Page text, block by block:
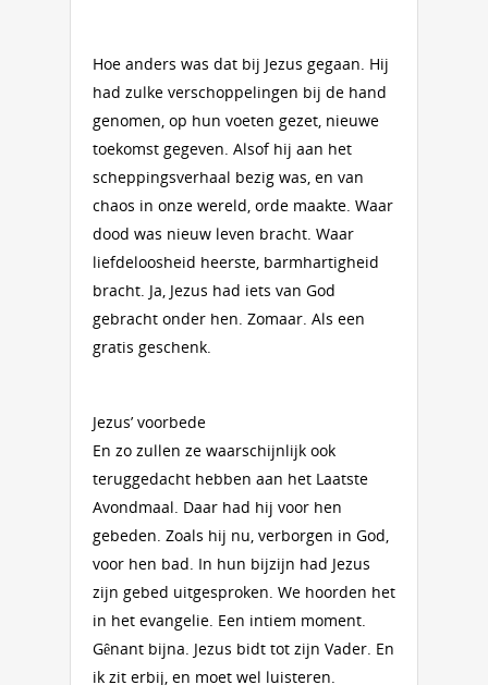
Hoe anders was dat bij Jezus gegaan. Hij
had zulke verschoppelingen bij de hand
genomen, op hun voeten gezet, nieuwe
toekomst gegeven. Alsof hij aan het
scheppingsverhaal bezig was, en van
chaos in onze wereld, orde maakte. Waar
dood was nieuw leven bracht. Waar
liefdeloosheid heerste, barmhartigheid
bracht. Ja, Jezus had iets van God
gebracht onder hen. Zomaar. Als een
gratis geschenk.
Jezus’ voorbede
En zo zullen ze waarschijnlijk ook
teruggedacht hebben aan het Laatste
Avondmaal. Daar had hij voor hen
gebeden. Zoals hij nu, verborgen in God,
voor hen bad. In hun bijzijn had Jezus
zijn gebed uitgesproken. We hoorden het
in het evangelie. Een intiem moment.
Gênant bijna. Jezus bidt tot zijn Vader. En
ik zit erbij, en moet wel luisteren.